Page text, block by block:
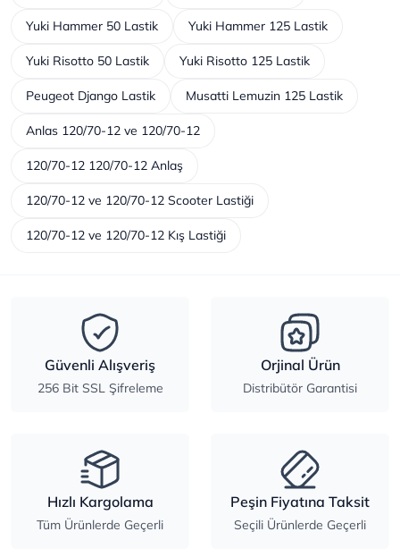
Yuki Hammer 50 Lastik Yuki Hammer 125 Lastik
Yuki Risotto 50 Lastik Yuki Risotto 125 Lastik
Peugeot Django Lastik Musatti Lemuzin 125 Lastik
Anlas 120/70-12 ve 120/70-12
120/70-12 120/70-12 Anlaş
120/70-12 ve 120/70-12 Scooter Lastiği
120/70-12 ve 120/70-12 Kış Lastiği
Güvenli Alışveriş
256 Bit SSL Şifreleme
Orjinal Ürün
Distribütör Garantisi
Hızlı Kargolama
Tüm Ürünlerde Geçerli
Peşin Fiyatına Taksit
Seçili Ürünlerde Geçerli